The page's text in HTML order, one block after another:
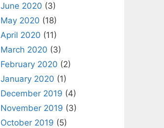
June 2020 (3)
May 2020 (18)
April 2020 (11)
March 2020 (3)
February 2020 (2)
January 2020 (1)
December 2019 (4)
November 2019 (3)
October 2019 (5)